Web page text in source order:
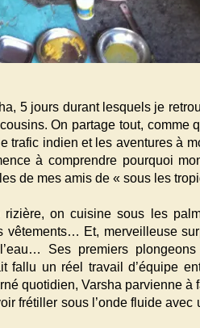
5 jours durant lesquels je
On partage tout, comme
trafic indien et les aventures à
à comprendre pourquoi
de mes amis de « sous les
on cuisine sous les
vêtements… Et, merveilleuse
Ses premiers plongeons
fallu un réel travail d’équipe
quotidien, Varsha parvienne à
frétiller sous l’onde fluide avec